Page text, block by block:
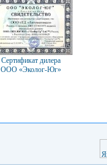
Сертификат дилера
ООО «Эколог-Юг»